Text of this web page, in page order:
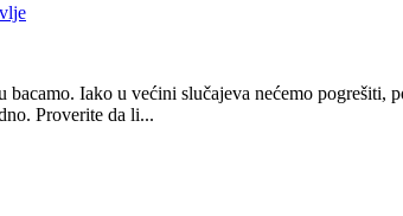
Iako u većini slučajeva nećemo pogrešiti,
Proverite da li...